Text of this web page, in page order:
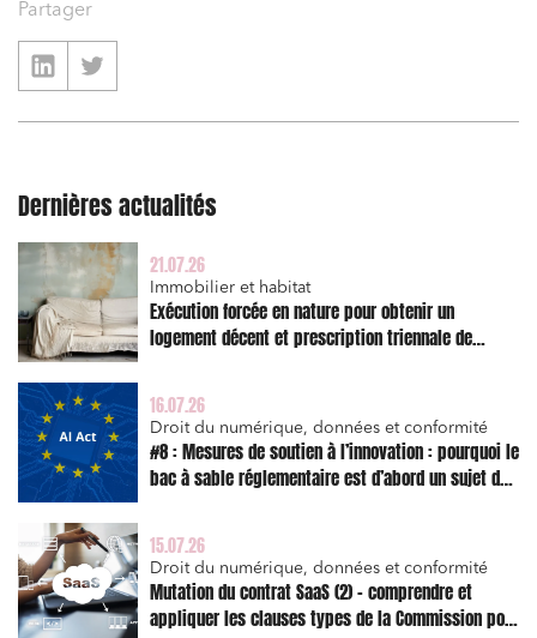
Partager
Dernières actualités
21.07.26
Immobilier et habitat
Exécution forcée en nature pour obtenir un
logement décent et prescription triennale de
16.07.26
Droit du numérique, données et conformité
#8 : Mesures de soutien à l’innovation : pourquoi le
bac à sable réglementaire est d’abord un sujet de
15.07.26
Droit du numérique, données et conformité
Mutation du contrat SaaS (2) – comprendre et
appliquer les clauses types de la Commission pour